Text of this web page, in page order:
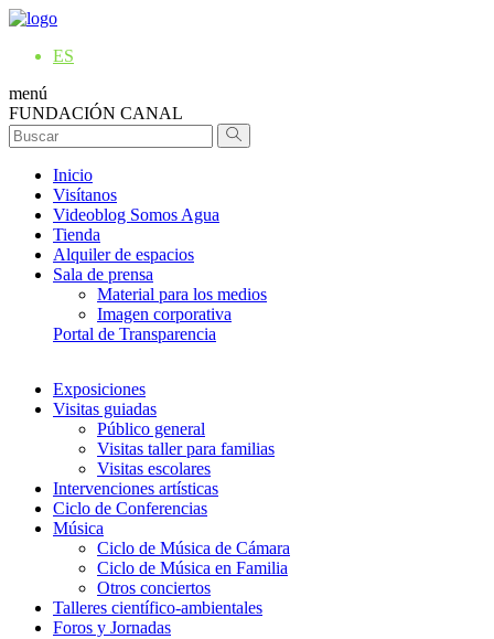
ES
menú
FUNDACIÓN CANAL
Inicio
Visítanos
Videoblog Somos Agua
Tienda
Alquiler de espacios
Sala de prensa
Material para los medios
Imagen corporativa
Portal de Transparencia
Exposiciones
Visitas guiadas
Público general
Visitas taller para familias
Visitas escolares
Intervenciones artísticas
Ciclo de Conferencias
Música
Ciclo de Música de Cámara
Ciclo de Música en Familia
Otros conciertos
Talleres científico-ambientales
Foros y Jornadas